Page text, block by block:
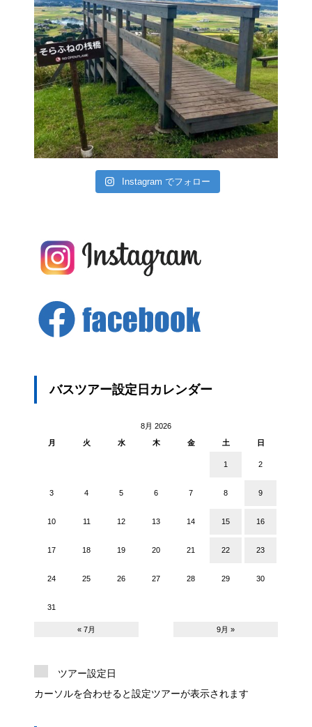
Instagram でフォロー
バスツアー設定日カレンダー
8月 2026
月
火 水 木 金 土 日
1 2
3 4 5 6 7 8 9
10 11 12 13 14 15 16
17 18 19 20 21 22 23
24 25 26 27 28 29 30
31
« 7月 9月 »
ツアー設定日
カーソルを合わせると設定ツアーが表示されます